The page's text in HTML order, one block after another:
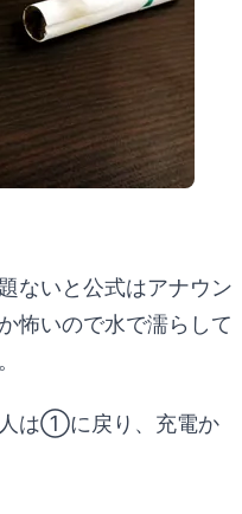
ないと公式はアナウン
怖いので水で濡らして
人は①に戻り、充電か